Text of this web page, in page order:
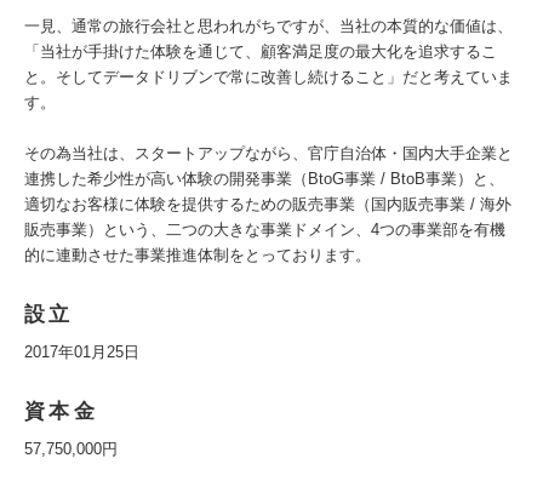
一見、通常の旅行会社と思われがちですが、当社の本質的な価値は、
「当社が手掛けた体験を通じて、顧客満足度の最大化を追求するこ
と。そしてデータドリブンで常に改善し続けること」だと考えていま
す。
その為当社は、スタートアップながら、官庁自治体・国内大手企業と
連携した希少性が高い体験の開発事業（BtoG事業 / BtoB事業）と、
適切なお客様に体験を提供するための販売事業（国内販売事業 / 海外
販売事業）という、二つの大きな事業ドメイン、4つの事業部を有機
的に連動させた事業推進体制をとっております。
設立
2017年01月25日
資本金
57,750,000円